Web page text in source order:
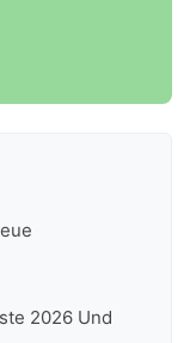
2026 Und